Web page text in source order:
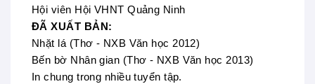
Hội viên Hội VHNT Quảng Ninh
ĐÃ XUẤT BẢN:
Nhặt lá (Thơ - NXB Văn học 2012)
Bến bờ Nhân gian (Thơ - NXB Văn học 2013)
In chung trong nhiều tuyển tập.